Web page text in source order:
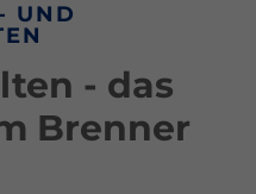
UND
- das
Brenner